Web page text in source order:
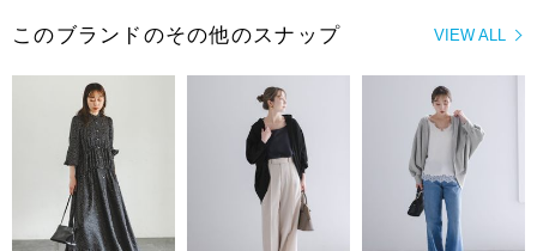
VIEW ALL
このブランドのその他のスナップ